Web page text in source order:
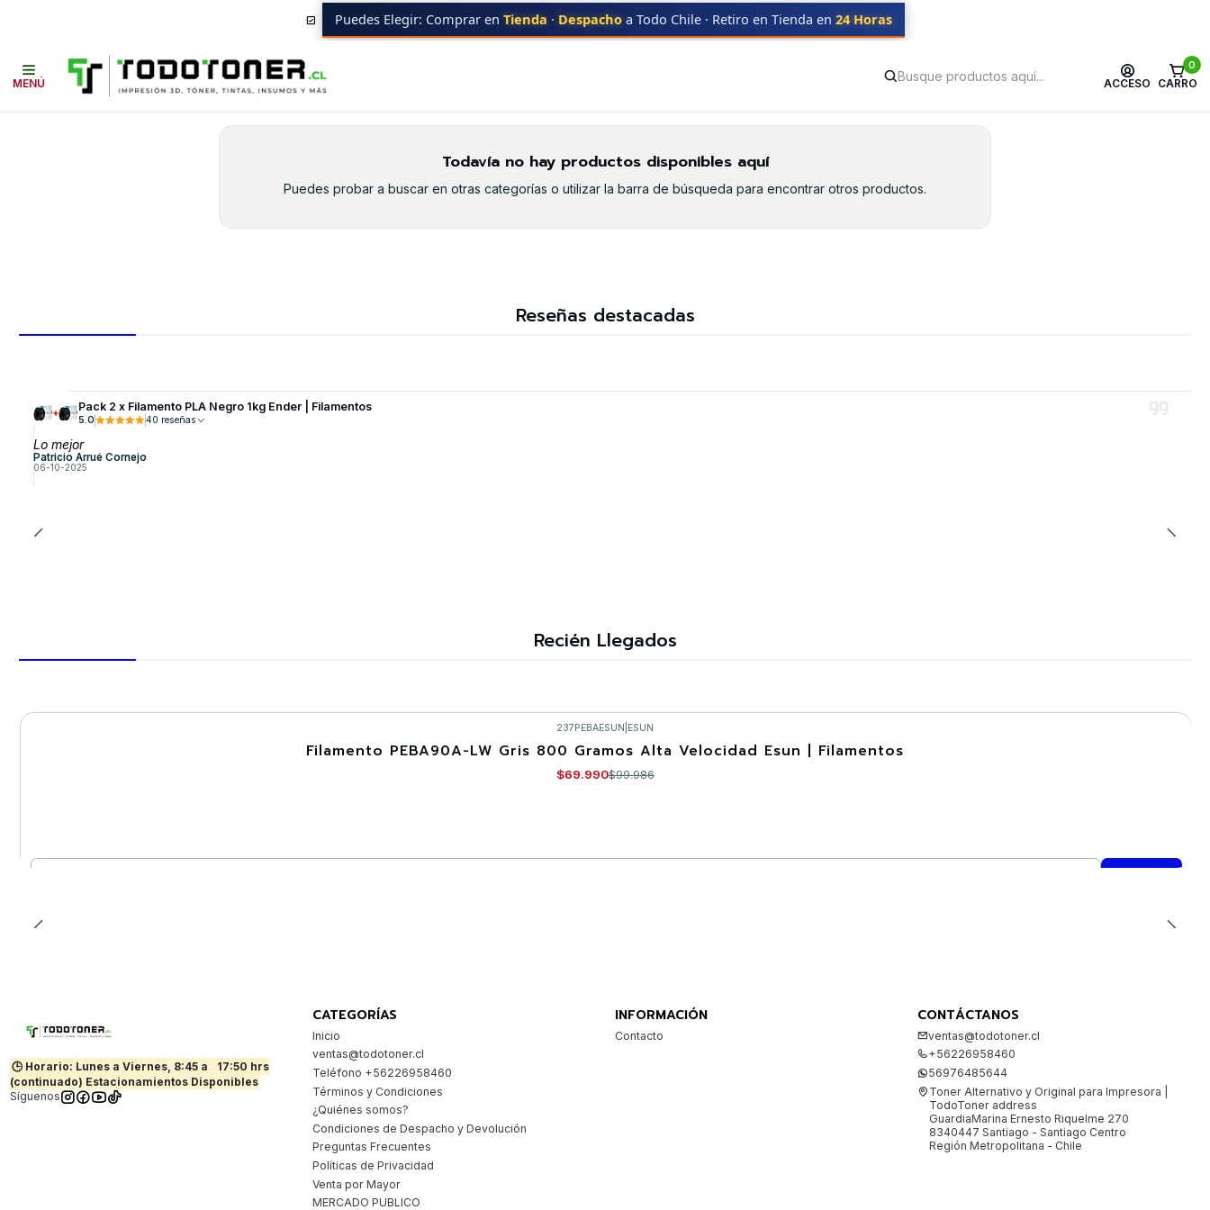
MENÚ ACCESO
0
CARRO
Puedes Elegir: Comprar en Tienda · Despacho a Todo Chile · Retiro en Tienda en 24 Horas
Insumos BROTHER TN-780
TN-780
Todavía no hay productos disponibles aquí
Puedes probar a buscar en otras categorías o utilizar la barra de búsqueda para encontrar otros productos.
Reseñas destacadas
Pack 2 x Filamento PLA Negro 1kg Ender | Filamentos
5.0 40 reseñas
Lo mejor
Patricio Arrué Cornejo
06-10-2025
Recién Llegados
237PEBAESUN ESUN
Filamento PEBA90A-LW Gris 800 Gramos Alta Velocidad Esun | Filamentos
$69.990$99.986
🕒 Horario: Lunes a Viernes, 8:45 a
17:50 hrs
(continuado) Estacionamientos Disponibles
Síguenos
CATEGORÍAS
Inicio
ventas@todotoner.cl
Teléfono +56226958460
Términos y Condiciones
¿Quiénes somos?
Condiciones de Despacho y Devolución
Preguntas Frecuentes
Políticas de Privacidad
Venta por Mayor
MERCADO PUBLICO
INFORMACIÓN
Contacto
CONTÁCTANOS
ventas@todotoner.cl
+56226958460
56976485644
Toner Alternativo y Original para Impresora |
TodoToner address
GuardiaMarina Ernesto Riquelme 270
8340447 Santiago - Santiago Centro
Región Metropolitana - Chile